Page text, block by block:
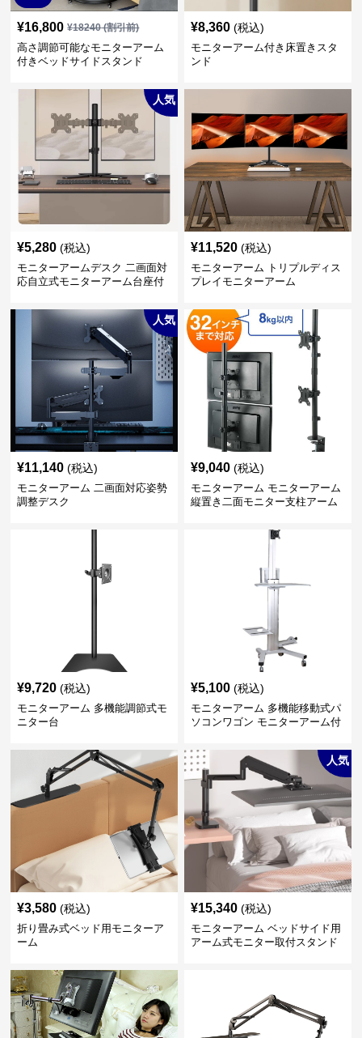
¥16,800 ¥18240(割引前)
高さ調節可能なモニターアーム
付きベッドサイドスタンド
¥8,360 (税込)
モニターアーム付き床置きスタ
ンド
人気
¥5,280 (税込)
モニターアームデスク 二画面対
応自立式モニターアーム台座付
¥11,520 (税込)
モニターアーム トリプルディス
プレイモニターアーム
人気
¥11,140 (税込)
モニターアーム 二画面対応姿勢
調整デスク
¥9,040 (税込)
モニターアーム モニターアーム
縦置き二面モニター支柱アーム
¥9,720 (税込)
モニターアーム 多機能調節式モ
ニター台
¥5,100 (税込)
モニターアーム 多機能移動式パ
ソコンワゴン モニターアーム付
¥3,580 (税込)
折り畳み式ベッド用モニターア
ーム
人気
¥15,340 (税込)
モニターアーム ベッドサイド用
アーム式モニター取付スタンド